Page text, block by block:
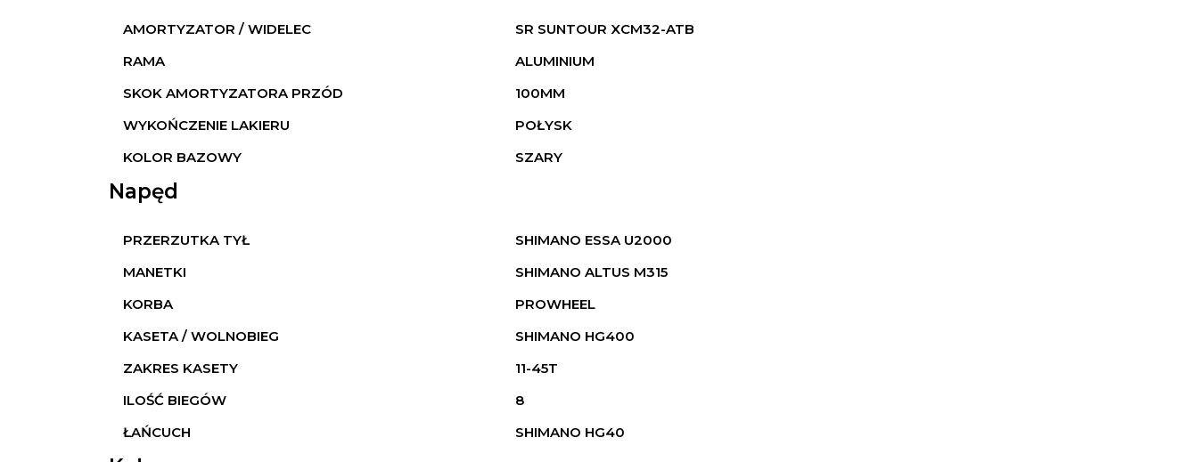
AMORTYZATOR / WIDELEC
SR SUNTOUR XCM32-ATB
RAMA
ALUMINIUM
SKOK AMORTYZATORA PRZÓD
100MM
WYKOŃCZENIE LAKIERU
POŁYSK
KOLOR BAZOWY
SZARY
Napęd
PRZERZUTKA TYŁ
SHIMANO ESSA U2000
MANETKI
SHIMANO ALTUS M315
KORBA
PROWHEEL
KASETA / WOLNOBIEG
SHIMANO HG400
ZAKRES KASETY
11-45T
ILOŚĆ BIEGÓW
8
ŁAŃCUCH
SHIMANO HG40